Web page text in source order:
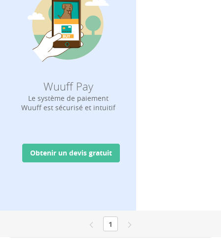
Wuuff Pay
Le système de paiement
Wuuff est sécurisé et intuitif
Obtenir un devis gratuit
1